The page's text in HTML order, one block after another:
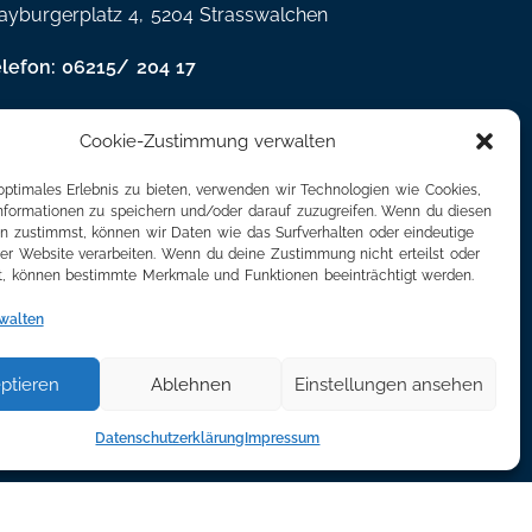
Cookie-Zustimmung verwalten
Erlebnis zu bieten, verwenden wir Technologien wie Cookies,
zu speichern und/oder darauf zuzugreifen. Wenn du diesen
zustimmst, können wir Daten wie das Surfverhalten oder eindeutige
Website verarbeiten. Wenn du deine Zustimmung nicht erteilst oder
können bestimmte Merkmale und Funktionen beeinträchtigt werden.
Ablehnen Einstellungen ansehen
Datenschutzerklärung Impressum
4, 5204 Strasswalchen
06215/ 204 17